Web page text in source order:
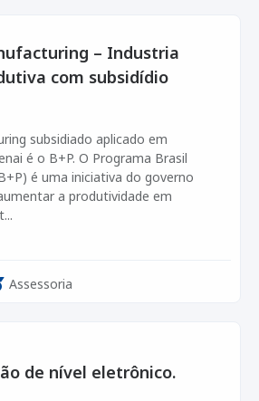
– Industria
com subsidídio
subsidiado aplicado em
é o B+P. O Programa Brasil
é uma iniciativa do governo
a produtividade em
Assessoria
de nível eletrônico.